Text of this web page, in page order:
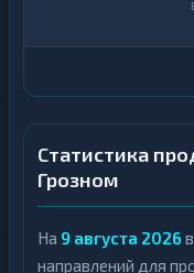
Статистика
Грозном
На 9 августа 2026
направлений для